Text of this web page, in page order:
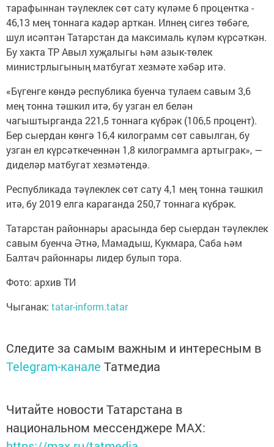
тарафыннан тәүлеклек сөт сату күләме 6 процентка -
46,13 мең тоннага кадәр арткан. Илнең сигез төбәге,
шул исәптән Татарстан да максималь күләм күрсәткән.
Бу хакта ТР Авыл хуҗалыгы һәм азык-төлек
министрлыгының матбугат хезмәте хәбәр итә.
«Бүгенге көндә республика буенча тулаем савым 3,6
мең тонна тәшкил итә, бу узган ел белән
чагыштырганда 221,5 тоннага күбрәк (106,5 процент).
Бер сыердан көнгә 16,4 килограмм сөт савылган, бу
узган ел күрсәткеченнән 1,8 килограммга артыграк», —
диделәр матбугат хезмәтендә.
Республикада тәүлеклек сөт сату 4,1 мең тонна тәшкил
итә, бу 2019 елга караганда 250,7 тоннага күбрәк.
Татарстан районнары арасында бер сыердан тәүлеклек
савым буенча Әтнә, Мамадыш, Кукмара, Саба һәм
Балтач районнары лидер булып тора.
Фото: архив ТИ
Чыганак: tatar-inform.tatar
Следите за самым важным и интересным в
Telegram-канале Татмедиа
Читайте новости Татарстана в
национальном мессенджере MАХ: